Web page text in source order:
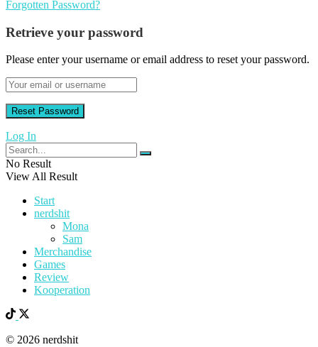
Forgotten Password?
Retrieve your password
Please enter your username or email address to reset your password.
Log In
No Result
View All Result
Start
nerdshit
Mona
Sam
Merchandise
Games
Review
Kooperation
© 2026 nerdshit